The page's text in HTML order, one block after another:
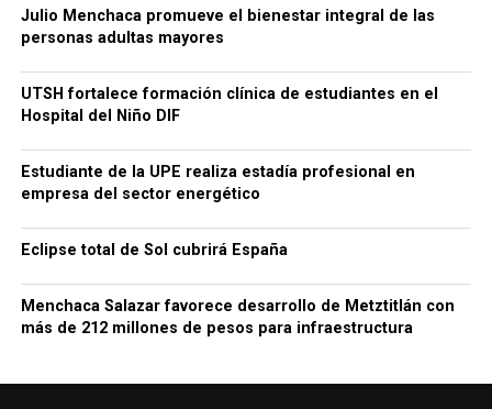
Julio Menchaca promueve el bienestar integral de las
personas adultas mayores
UTSH fortalece formación clínica de estudiantes en el
Hospital del Niño DIF
Estudiante de la UPE realiza estadía profesional en
empresa del sector energético
Eclipse total de Sol cubrirá España
Menchaca Salazar favorece desarrollo de Metztitlán con
más de 212 millones de pesos para infraestructura